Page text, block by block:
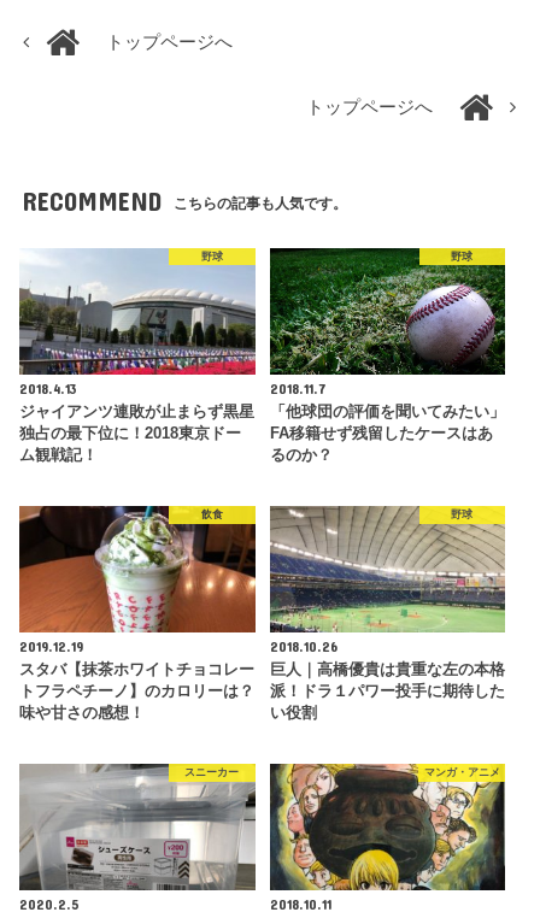
トップページへ
トップページへ
RECOMMEND こちらの記事も人気です。
野球
2018.4.13
ジャイアンツ連敗が止まらず黒星
独占の最下位に！2018東京ドー
ム観戦記！
野球
2018.11.7
「他球団の評価を聞いてみたい」
FA移籍せず残留したケースはあ
るのか？
飲食
2019.12.19
スタバ【抹茶ホワイトチョコレー
トフラペチーノ】のカロリーは？
味や甘さの感想！
野球
2018.10.26
巨人｜高橋優貴は貴重な左の本格
派！ドラ１パワー投手に期待した
い役割
スニーカー
2020.2.5
マンガ・アニメ
2018.10.11